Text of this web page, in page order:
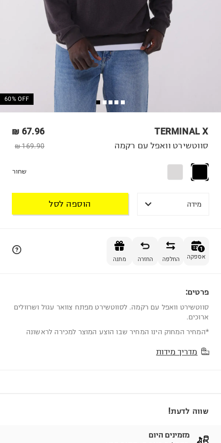
60% OFF
TERMINAL X
67.96 ₪
169.90 ₪ סווטשירט וואפל עם רקמה
שחור
מידה הוספה לסל
1
אספקה החלפה החזרה מתנה
פרטים:
סווטשירט וואפל עם רקמה. לסווטשירט מפתח צוואר עגול ושרוולים
ארוכים.
*המחיר המחוק הינו המחיר שבו הוצע המוצר למכירה לראשונה
מדריך מידות
שווה לדעת!
מזמינים היום